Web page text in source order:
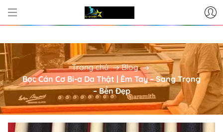
CƠ SỞ CUNG CẤP BÀN BI-A
Trang chủ
Blog
Bọc Cán Cơ Bi-a Da Thật | Êm Tay – Sang Trọng
– Bền Đẹp